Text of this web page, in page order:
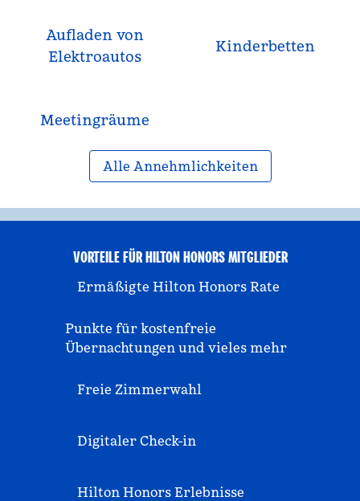
Aufladen von
Elektroautos
Kinderbetten
Meeting­räume
Alle Annehmlichkeiten
VORTEILE FÜR HILTON HONORS MITGLIEDER
Ermäßigte Hilton Honors Rate
Punkte für kostenfreie
Übernachtungen und vieles mehr
Freie Zimmerwahl
Digitaler Check-in
Hilton Honors Erlebnisse